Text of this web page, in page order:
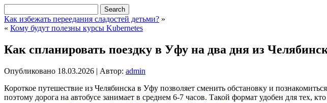
Как избежать переедания сладостей детьми? »
« Кому будут полезны курсы Kubernetes
Как спланировать поездку в Уфу на два дня из
Опубликовано 18.03.2026 | Автор: admin
Короткое путешествие из Челябинска в Уфу позволяет сменить обстановку и
поэтому дорога на автобусе занимает в среднем 6-7 часов. Такой формат удобен для тех,